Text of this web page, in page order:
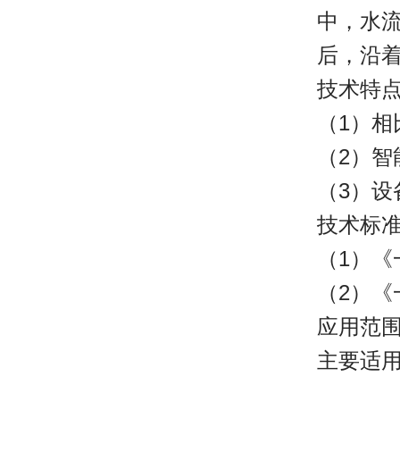
中，水
后，沿
技术特
（1）
（2）
（3）
技术标
（1）
（2）
应用范
主要适